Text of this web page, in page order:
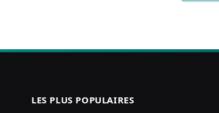
LES PLUS POPULAIRES